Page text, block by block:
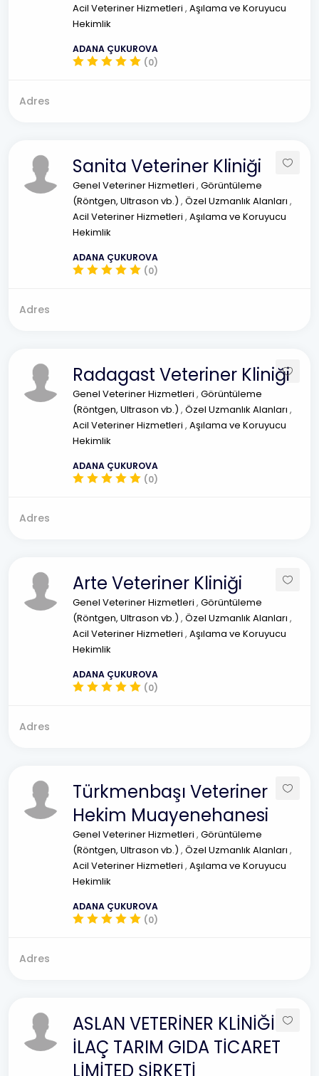
Acil Veteriner Hizmetleri , Aşılama ve Koruyucu
Hekimlik
ADANA ÇUKUROVA
(0)
Adres
Sanita Veteriner Kliniği
Genel Veteriner Hizmetleri , Görüntüleme
(Röntgen, Ultrason vb.) , Özel Uzmanlık Alanları ,
Acil Veteriner Hizmetleri , Aşılama ve Koruyucu
Hekimlik
ADANA ÇUKUROVA
(0)
Adres
Radagast Veteriner Kliniği
Genel Veteriner Hizmetleri , Görüntüleme
(Röntgen, Ultrason vb.) , Özel Uzmanlık Alanları ,
Acil Veteriner Hizmetleri , Aşılama ve Koruyucu
Hekimlik
ADANA ÇUKUROVA
(0)
Adres
Arte Veteriner Kliniği
Genel Veteriner Hizmetleri , Görüntüleme
(Röntgen, Ultrason vb.) , Özel Uzmanlık Alanları ,
Acil Veteriner Hizmetleri , Aşılama ve Koruyucu
Hekimlik
ADANA ÇUKUROVA
(0)
Adres
Türkmenbaşı Veteriner
Hekim Muayenehanesi
Genel Veteriner Hizmetleri , Görüntüleme
(Röntgen, Ultrason vb.) , Özel Uzmanlık Alanları ,
Acil Veteriner Hizmetleri , Aşılama ve Koruyucu
Hekimlik
ADANA ÇUKUROVA
(0)
Adres
ASLAN VETERİNER KLİNİĞİ
İLAÇ TARIM GIDA TİCARET
LİMİTED ŞİRKETİ